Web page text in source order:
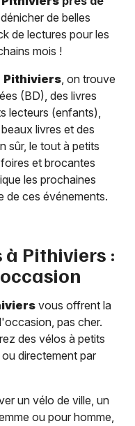
de belles
de lectures pour les
mois !
Pithiviers, on trouve
(BD), des livres
lecteurs (enfants),
livres et des
sûr, le tout à petits
et brocantes
les prochaines
de ces événements.
à Pithiviers :
vous offrent la
pas cher.
des vélos à petits
directement par
un vélo de ville, un
ou pour homme,